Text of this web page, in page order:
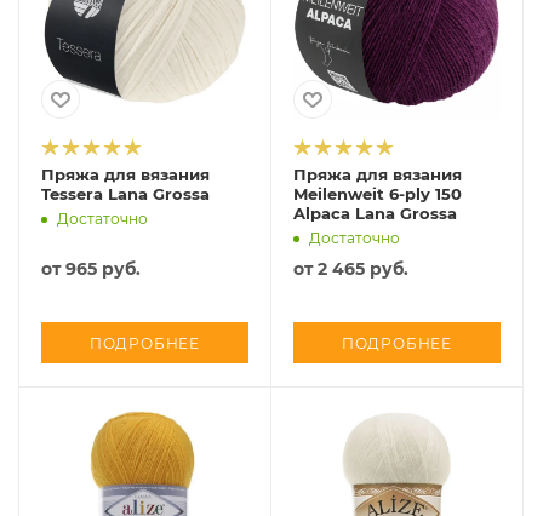
Пряжа для вязания
Tessera Lana Grossa
Достаточно
от965 руб.
ПОДРОБНЕЕ
Пряжа для вязания
Meilenweit 6-ply 150
Alpaca Lana Grossa
Достаточно
от2 465 руб.
ПОДРОБНЕЕ